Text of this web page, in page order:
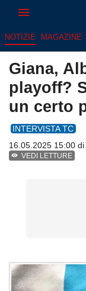
NOTIZIE MAGAZINE
Giana,
playoff?
un certo
INTERVISTA TC
16.05.2025 15:00 di
VEDI LETTURE